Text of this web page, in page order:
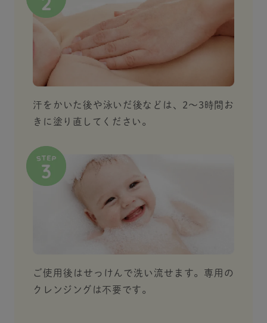
汗をかいた後や泳いだ後などは、2〜3時間お
きに塗り直してください。
ご使用後はせっけんで洗い流せます。専用の
クレンジングは不要です。